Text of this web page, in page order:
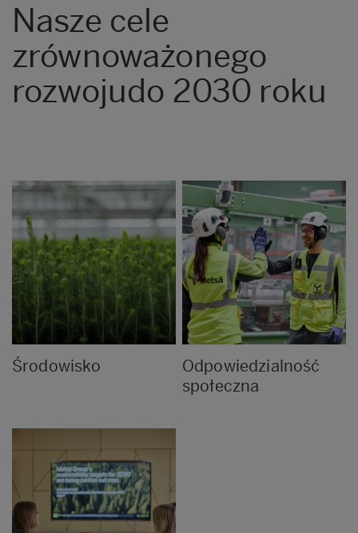
Nasze cele
zrównoważonego
rozwojudo 2030 roku
Środowisko
Odpowiedzialność
społeczna